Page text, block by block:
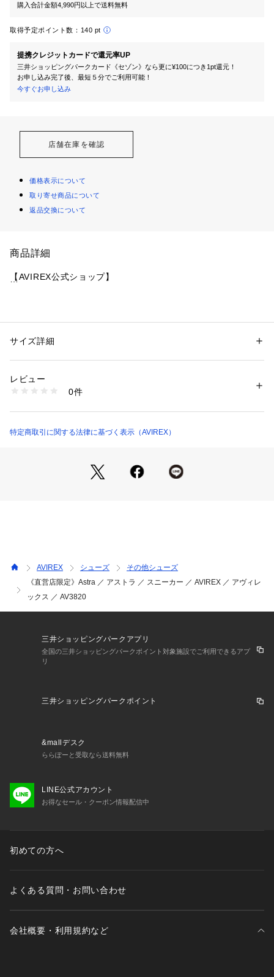
購入合計金額4,990円以上で送料無料
取得予定ポイント数： 140 pt
提携クレジットカードで還元率UP
三井ショッピングパークカード《セゾン》なら更に¥100につき1pt還元！
お申し込み完了後、最短５分でご利用可能！
今すぐお申し込み
店舗在庫を確認
価格表示について
取り寄せ商品について
返品交換について
商品詳細
【AVIREX公式ショップ】
《商品詳細》
ネートできる アヴィレックスのスニーカー
・AVIREXならではの本革(牛革)使用し、高級感と重厚感を演
【AVIREX/アヴィレックス】1975年にアメリカ空軍のコント
ラクターとして創業し、フライトジャケットを供給した事でそ
の認知度を飛躍的に高めたAVIREXは、1985年、デザインへの
AVIREX VARSITYは、"古き良きアメリカ"をテーマにしたスポ
ーツラインで、アヴィレックスならではのカラーリングと独創
ステータスブランドへと拡大した。
ローの精神を信じるすべての人たちに今も支持され続けてい
性別：メンズ
素材：ブラックホワイトブラウン:（表生地）牛革（裏生地）ナイロン 10
ネイビー:-
生産国：ブラック ホワイト ブラウン:中国製
洗濯：-
商品番号：1531400005281 （モール）
サイズ詳細
レビュー
0件
特定商取引に関する法律に基づく表示（AVIREX）
AVIREX シューズ
その他シューズ
《直営店限定》Astra ／ アストラ ／ スニーカー ／ AVIREX ／ アヴィレ
ックス ／ AV3820
三井ショッピングパークアプリ
全国の三井ショッピングパークポイント対象施設でご利用できるアプ
リ
三井ショッピングパークポイント
&mallデスク
ららぽーと受取なら送料無料
LINE公式アカウント
お得なセール・クーポン情報配信中
初めての方へ
よくある質問・お問い合わせ
会社概要・利用規約など